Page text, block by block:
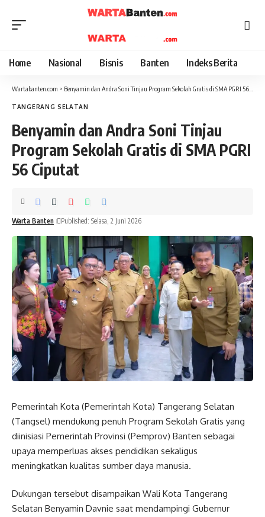
Home Nasional Bisnis Banten Indeks Berita
Wartabanten.com > Benyamin dan Andra Soni Tinjau Program Sekolah Gratis di SMA PGRI 56 Ciputat
TANGERANG SELATAN
Benyamin dan Andra Soni Tinjau
Program Sekolah Gratis di SMA PGRI
56 Ciputat
Warta Banten Published: Selasa, 2 Juni 2026
Pemerintah Kota (Pemerintah Kota) Tangerang Selatan
(Tangsel) mendukung penuh Program Sekolah Gratis yang
diinisiasi Pemerintah Provinsi (Pemprov) Banten sebagai
upaya memperluas akses pendidikan sekaligus
meningkatkan kualitas sumber daya manusia.
Dukungan tersebut disampaikan Wali Kota Tangerang
Selatan Benyamin Davnie saat mendampingi Gubernur